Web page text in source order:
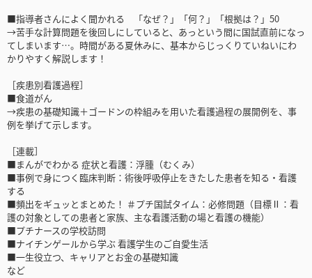
■指導者さんによく聞かれる 「なぜ？」「何？」「根拠は？」50
→苦手な計算問題を後回しにしていると、あっという間に国試直前になっ
てしまいます…。時間がある夏休みに、基本からじっくりていねいにわ
かりやすく解説します！
［疾患別看護過程］
■食道がん
→疾患の基礎知識＋ゴードンの枠組みを用いた看護過程の展開例を、事
例を挙げて示します。
［連載］
■まんがでわかる 症状と看護：浮腫（むくみ）
■事例で身につく臨床判断：術後呼吸停止をきたした患者を知る・看護
する
■頻出をギュッとまとめた！ ＃プチ国試タイム：必修問題（目標Ⅱ：看
護の対象としての患者と家族、主な看護活動の場と看護の機能）
■プチナースの学校訪問
■ナイチンゲールから学ぶ 看護学生のご自愛生活
■一生役立つ、キャリアとお金の基礎知識
など